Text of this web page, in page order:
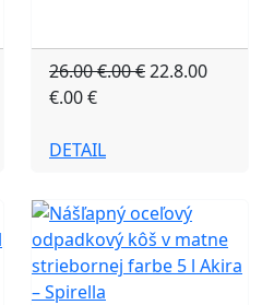
26.00 €.00 €22.8.00
€.00 €
DETAIL